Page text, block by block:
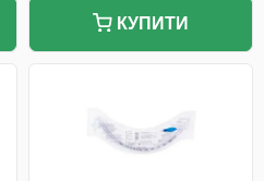
КУПИТИ